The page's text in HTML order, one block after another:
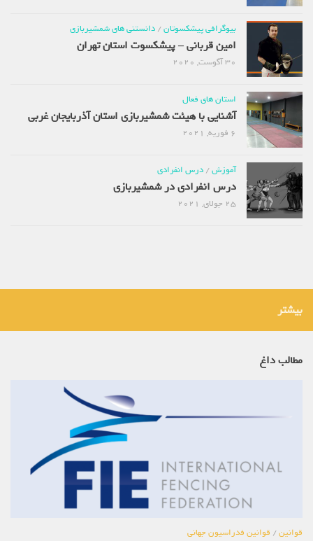
بیوگرافی پیشکسوتان/ دانستنی های شمشیربازی
امین قربانی – پیشکسوت استان تهران
30 آگوست, 2020
استان های فعال
آشنایی با هیئت شمشیربازی استان آذربایجان غربی
6 فوریه, 2021
آموزش/ درس انفرادی
درس انفرادی در شمشیربازی
25 جولای, 2021
بیشتر
مطالب داغ
قوانین/ قوانین فدراسیون جهانی